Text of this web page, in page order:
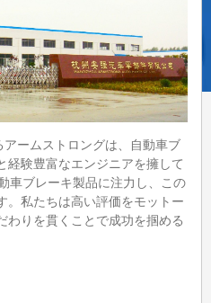
ームストロングは、自動車ブ
経験豊富なエンジニアを擁して
車ブレーキ製品に注力し、この
。私たちは高い評価をモットー
わりを貫くことで成功を掴める